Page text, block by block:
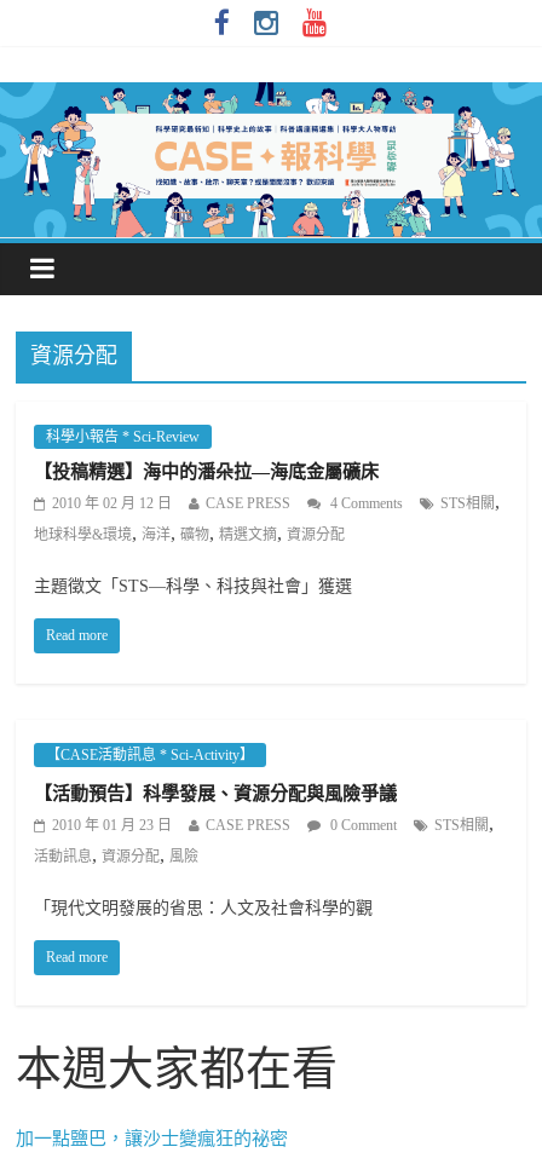
資源分配
科學小報告 * Sci-Review
【投稿精選】海中的潘朵拉—海底金屬礦床
2010 年 02 月 12 日 CASE PRESS 4 Comments STS相關 ,
地球科學&環境, 海洋,礦物,精選文摘,資源分配
主題徵文「STS—科學、科技與社會」獲選
Read more
【CASE活動訊息 * Sci-Activity】
【活動預告】科學發展、資源分配與風險爭議
2010 年 01 月 23 日 CASE PRESS 0 Comment STS相關 ,
活動訊息,資源分配, 風險
「現代文明發展的省思：人文及社會科學的觀
Read more
本週大家都在看
加一點鹽巴，讓沙士變瘋狂的祕密